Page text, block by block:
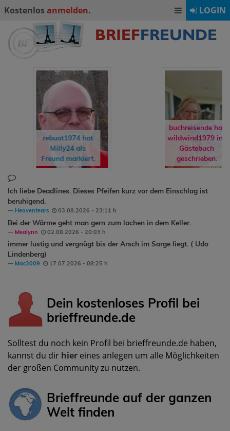
Kostenlos anmelden. LOGIN
rebuat1974hat
Milly24als
Freund markiert.
buchreisende hat
wildwind1979ins
Gästebuch
geschrieben.
Ich liebe Deadlines. Dieses Pfeifen kurz vor dem Einschlag ist
beruhigend.
Heaventears 03.08.2026 - 23:11 h
Bei der Wärme geht man gern zum lachen in dem Keller.
Mealynn 02.08.2026 - 20:03 h
immer lustig und vergnügt bis der Arsch im Sarge liegt. ( Udo
Lindenberg)
Mac3009 17.07.2026 - 08:25 h
Dein kostenloses Profil bei
brieffreunde.de
Solltest du noch kein Profil bei brieffreunde.de haben,
kannst du dir hier eines anlegen um alle Möglichkeiten
der großen Community zu nutzen.
Brieffreunde auf der ganzen
Welt finden